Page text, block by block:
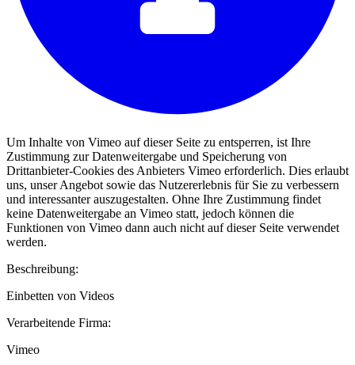
Um Inhalte von Vimeo auf dieser Seite zu entsperren, ist Ihre
Zustimmung zur Datenweitergabe und Speicherung von
Drittanbieter-Cookies des Anbieters Vimeo erforderlich. Dies erlaubt
uns, unser Angebot sowie das Nutzererlebnis für Sie zu verbessern
und interessanter auszugestalten. Ohne Ihre Zustimmung findet
keine Datenweitergabe an Vimeo statt, jedoch können die
Funktionen von Vimeo dann auch nicht auf dieser Seite verwendet
werden.
Beschreibung:
Einbetten von Videos
Verarbeitende Firma:
Vimeo